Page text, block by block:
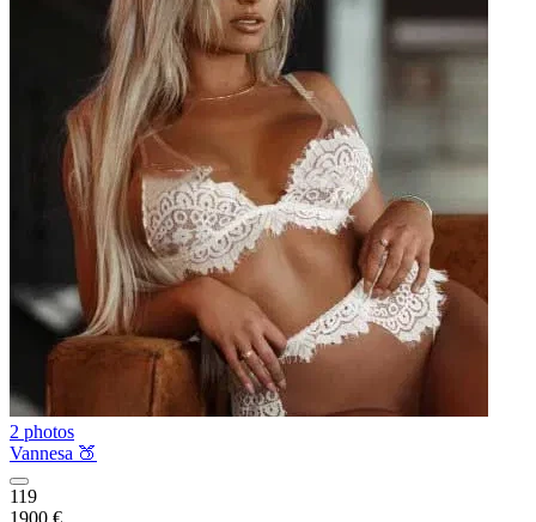
2 photos
Vannesa 🍑
119
1900 €